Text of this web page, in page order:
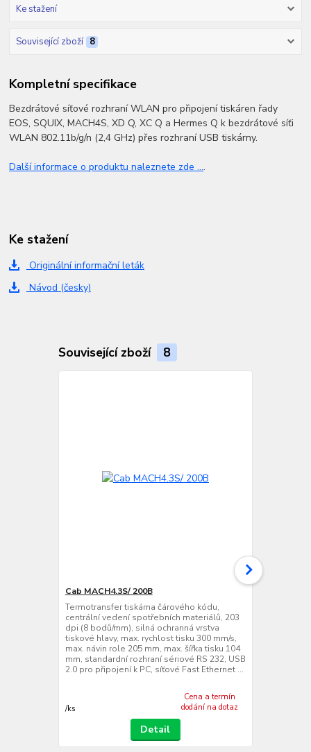
Ke stažení
Související zboží 8
Kompletní specifikace
Bezdrátové síťové rozhraní WLAN pro připojení tiskáren řady
EOS, SQUIX, MACH4S, XD Q, XC Q a Hermes Q k bezdrátové síťi
WLAN 802.11b/g/n (2,4 GHz) přes rozhraní USB tiskárny.
Další informace o produktu naleznete zde ....
Ke stažení
Originální informační leták
Návod (česky)
Související zboží 8
Cab MACH4.3S/ 200B
Termotransfer tiskárna čárového kódu,
centrální vedení spotřebních materiálů, 203
dpi (8 bodů/mm), silná ochranná vrstva
tiskové hlavy, max. rychlost tisku 300 mm/s,
max. návin role 205 mm, max. šířka tisku 104
mm, standardní rozhraní sériové RS 232, USB
2.0 pro připojení k PC, síťové Fast Ethernet ...
/ks
Cena a termín
dodání na dotaz
Detail